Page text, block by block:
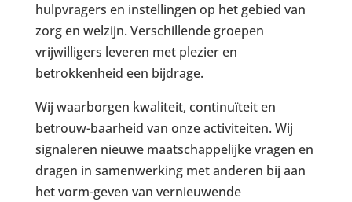
hulpvragers en instellingen op het gebied van
zorg en welzijn. Verschillende groepen
vrijwilligers leveren met plezier en
betrokkenheid een bijdrage.
Wij waarborgen kwaliteit, continuïteit en
betrouw-baarheid van onze activiteiten. Wij
signaleren nieuwe maatschappelijke vragen en
dragen in samenwerking met anderen bij aan
het vorm-geven van vernieuwende